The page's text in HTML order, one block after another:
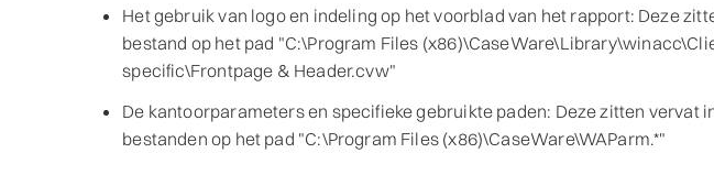
Het gebruik van logo en indeling op het voorblad van het rapport: Deze
bestand op het pad "C:\Program Files
specific\Frontpage & Header.cvw"
De kantoorparameters en specifieke gebruikte paden: Deze zitten vervat
bestanden op het pad "C:\Program Files (x86)\CaseWare\WAParm.*"